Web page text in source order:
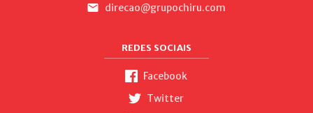
direcao@grupochiru.com
REDES SOCIAIS
Facebook
Twitter